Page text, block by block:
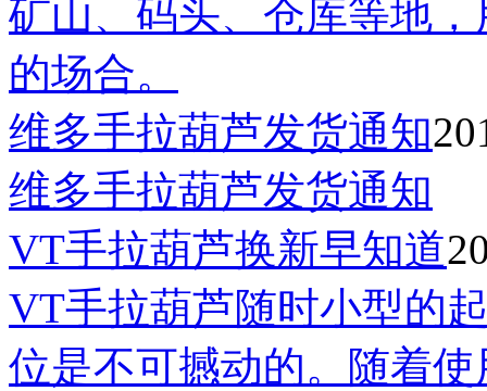
矿山、码头、仓库等地
的场合。
维多手拉葫芦发货通知
维多手拉葫芦发货通知
VT手拉葫芦换新早知道
VT手拉葫芦随时小型的
位是不可撼动的。随着